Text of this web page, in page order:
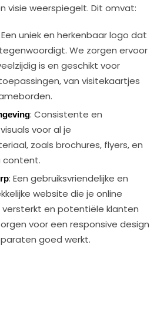
visie weerspiegelt. Dit omvat:
Een uniek en herkenbaar logo dat
We zorgen ervoor
is en geschikt voor
van visitekaartjes
: Consistente en
voor al je
zoals brochures, flyers, en
content.
: Een gebruiksvriendelijke en
website die je online
en potentiële klanten
voor een responsive design
goed werkt.